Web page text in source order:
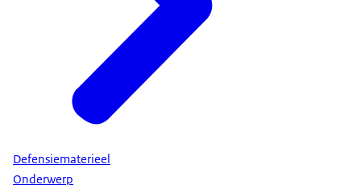
Defensiematerieel
Onderwerp